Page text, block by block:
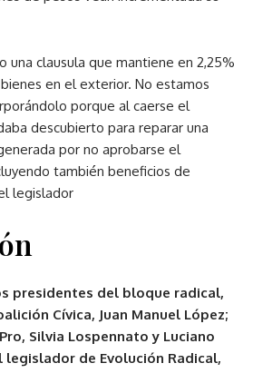
una clausula que mantiene en 2,25%
en el exterior. No estamos
porque al caerse el
descubierto para reparar una
por no aprobarse el
también beneficios de
legislador
presidentes del bloque radical,
Cívica, Juan Manuel López;
Silvia Lospennato y Luciano
legislador de Evolución Radical,